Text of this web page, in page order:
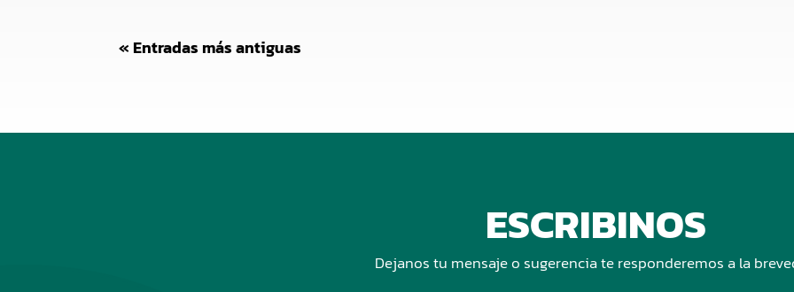
« Entradas más antiguas
ESCRIBINOS
Dejanos tu mensaje o sugerencia te responderemos a la